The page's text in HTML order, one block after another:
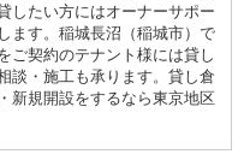
したい方にはオーナーサポー
ます。稲城長沼（稲城市）で
ご契約のテナント様には貸し
談・施工も承ります。貸し倉
新規開設をするなら東京地区